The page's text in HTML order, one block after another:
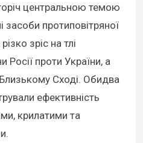
центральною темою
засоби протиповітряної
зріс на тлі
Росії проти України, а
Сході. Обидва
ефективність
крилатими та